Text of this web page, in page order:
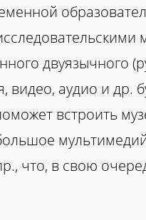
двуязычного
аудио и др.
встроить
что, в свою